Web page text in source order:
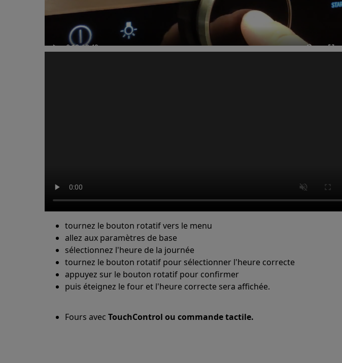
tournez le bouton rotatif vers le menu
allez aux paramètres de base
sélectionnez l'heure de la journée
tournez le bouton rotatif pour sélectionner l'heure correcte
appuyez sur le bouton rotatif pour confirmer
puis éteignez le four et l'heure correcte sera affichée.
Fours avec TouchControl ou commande tactile.